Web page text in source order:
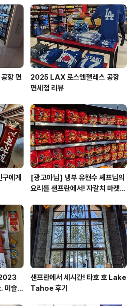
미슐랭 3스타를 받은지
예약이 가능했는데요, 요
죠. 아마 오바마 전 대통령
항 면
2025 LAX 로스엔젤레스 공항
면세점 리뷰
에게
[광고아님] 냉부 유현수 셰프님의
요리를 샌프란에서! 자갈치 마켓
미슐랭
샌프란에서 세시간! 타호 호 Lake
Tahoe 후기